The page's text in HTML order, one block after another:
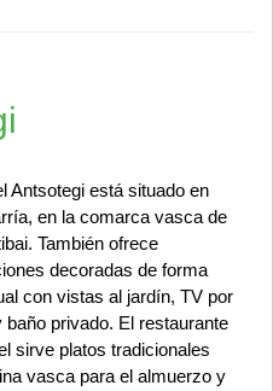
Antsotegi está situado en
en la comarca vasca de
También ofrece
decoradas de forma
con vistas al jardín, TV por
baño privado. El restaurante
sirve platos tradicionales
vasca para el almuerzo y